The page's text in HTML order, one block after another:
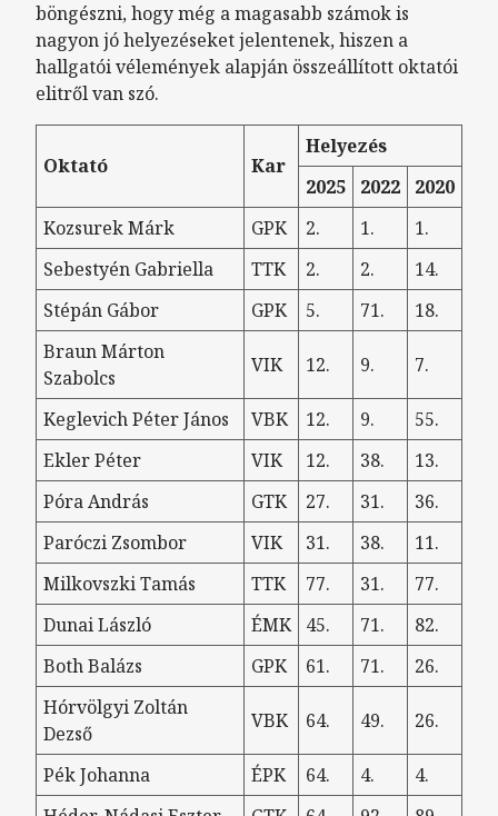
böngészni, hogy még a magasabb számok is
nagyon jó helyezéseket jelentenek, hiszen a
hallgatói vélemények alapján összeállított oktatói
elitről van szó.
Oktató Kar
Helyezés
2025
2022
2020
Kozsurek Márk
GPK 2. 1.
1.
Sebestyén Gabriella
TTK 2. 2.
14.
Stépán Gábor
GPK 5. 71.
18.
Braun Márton
Szabolcs
VIK 12. 9. 7.
Keglevich Péter János VBK 12. 9.
55.
Ekler Péter
VIK 12. 38.
13.
Póra András
GTK 27. 31.
36.
Paróczi Zsombor
VIK 31. 38.
11.
Milkovszki Tamás
TTK 77. 31.
77.
Dunai László
ÉMK 45. 71.
82.
Both Balázs
GPK 61. 71.
26.
Hórvölgyi Zoltán
Dezső
VBK 64. 49. 26.
Pék Johanna ÉPK 64. 4.
4.